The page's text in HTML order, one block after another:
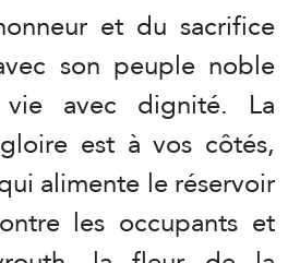
et du sacrifice
son peuple noble
avec dignité. La
est à vos côtés,
alimente le réservoir
les occupants et